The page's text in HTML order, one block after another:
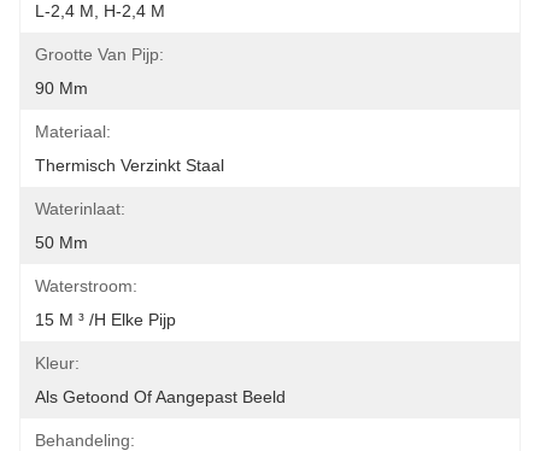
L-2,4 M, H-2,4 M
Grootte Van Pijp:
90 Mm
Materiaal:
Thermisch Verzinkt Staal
Waterinlaat:
50 Mm
Waterstroom:
15 M ³ /h Elke Pijp
Kleur:
Als Getoond Of Aangepast Beeld
Behandeling: